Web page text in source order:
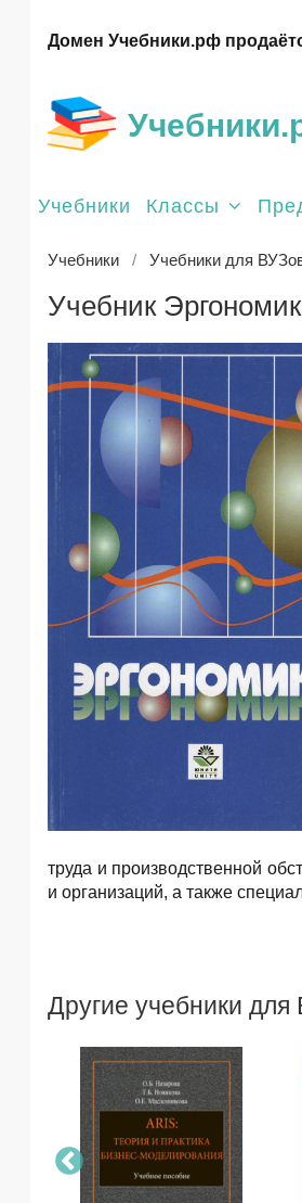
Домен Учебники.рф
Учебники Классы
Учебники Учебники для
Учебник
труда и производственной
и организаций, а также
Другие учебники для